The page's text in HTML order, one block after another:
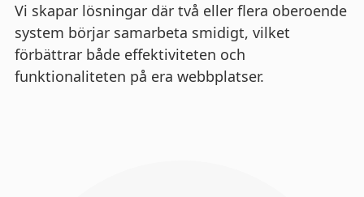
Vi skapar lösningar där två eller flera oberoende
system börjar samarbeta smidigt, vilket
förbättrar både effektiviteten och
funktionaliteten på era webbplatser.